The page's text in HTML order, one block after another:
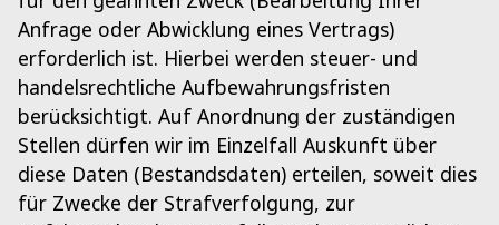
Anfrage oder Abwicklung eines Vertrags)
erforderlich ist. Hierbei werden steuer- und
handelsrechtliche Aufbewahrungsfristen
berücksichtigt. Auf Anordnung der zuständigen
Stellen dürfen wir im Einzelfall Auskunft über
diese Daten (Bestandsdaten) erteilen, soweit dies
für Zwecke der Strafverfolgung, zur